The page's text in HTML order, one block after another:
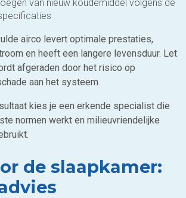
van nieuw koudemiddel volgens de
airco levert optimale prestaties,
en heeft een langere levensduur. Let
afgeraden door het risico op
aan het systeem.
kies je een erkende specialist die
normen werkt en milieuvriendelijke
de slaapkamer: